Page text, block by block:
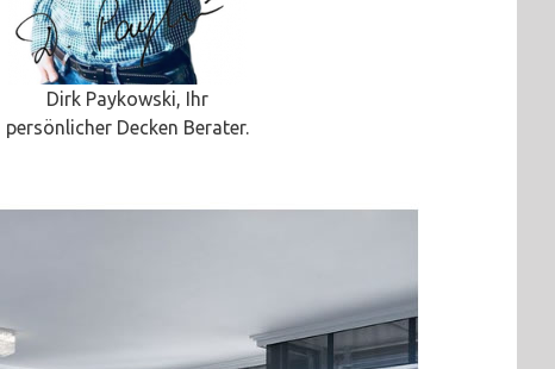
Dirk Paykowski, Ihr
persönlicher Decken Berater.